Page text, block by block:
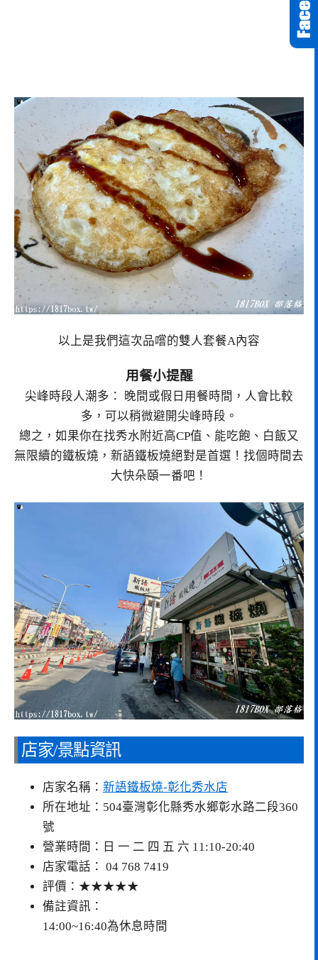
以上是我們這次品嚐的雙人套餐A內容
用餐小提醒
尖峰時段人潮多： 晚間或假日用餐時間，人會比較
多，可以稍微避開尖峰時段。
總之，如果你在找秀水附近高CP值、能吃飽、白飯又
無限續的鐵板燒，新語鐵板燒絕對是首選！找個時間去
大快朵頤一番吧！
店家/景點資訊
店家名稱： 新語鐵板燒-彰化秀水店
所在地址：504臺灣彰化縣秀水鄉彰水路二段360
號
營業時間：日 一 二 四 五 六 11:10-20:40
店家電話： 04 768 7419
評價：★★★★★
備註資訊：
14:00~16:40為休息時間